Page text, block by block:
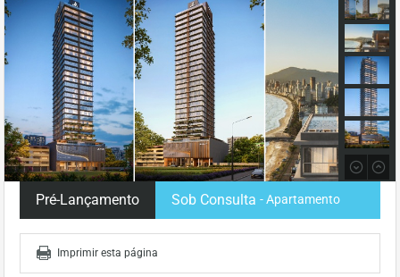
Pré-Lançamento Sob Consulta - Apartamento
Imprimir esta página